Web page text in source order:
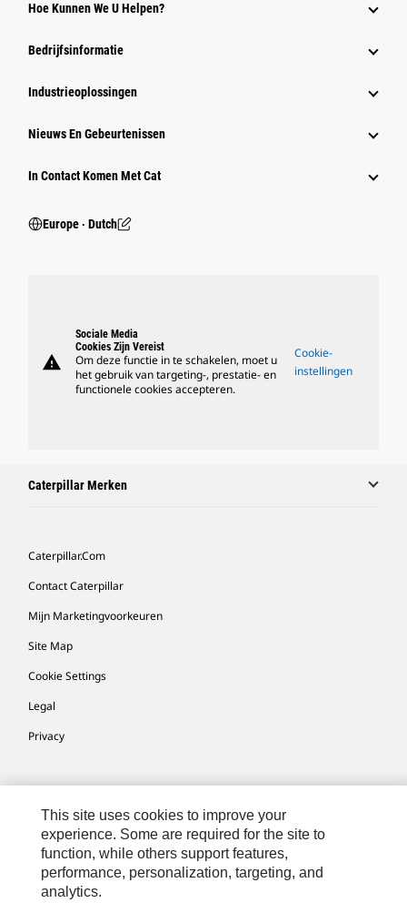
Hoe Kunnen We U Helpen?
Bedrijfsinformatie
Industrieoplossingen
Nieuws En Gebeurtenissen
In Contact Komen Met Cat
Europe ‧ Dutch
warning
Sociale Media
Cookies Zijn Vereist
Om deze functie in te schakelen, moet u
het gebruik van targeting-, prestatie- en
functionele cookies accepteren.
Cookie-
instellingen
Caterpillar Merken
Caterpillar.com
Contact Caterpillar
Mijn Marketingvoorkeuren
Site Map
Cookie Settings
Legal
Privacy
This site uses cookies to improve your
experience. Some are required for the site to
function, while others support features,
performance, personalization, targeting, and
analytics.